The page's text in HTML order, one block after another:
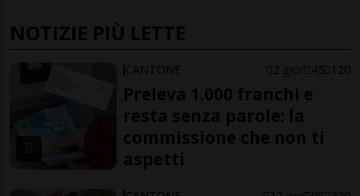
NOTIZIE PIÙ LETTE
CANTONE 2 gior 45 120
Preleva 1.000 franchi e
resta senza parole: la
commissione che non ti
aspetti